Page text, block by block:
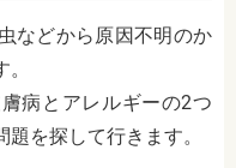
などから原因不明のか
病とアレルギーの2つ
を探して行きます。